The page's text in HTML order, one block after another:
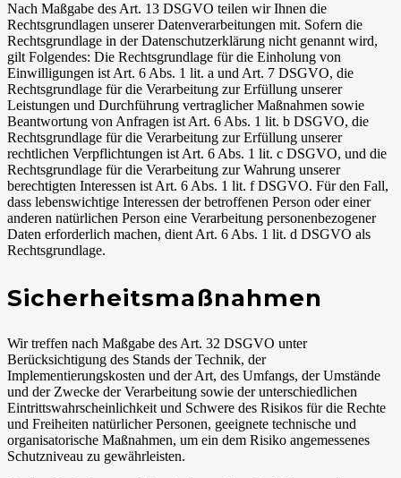
Nach Maßgabe des Art. 13 DSGVO teilen wir Ihnen die
Rechtsgrundlagen unserer Datenverarbeitungen mit. Sofern die
Rechtsgrundlage in der Datenschutzerklärung nicht genannt wird,
gilt Folgendes: Die Rechtsgrundlage für die Einholung von
Einwilligungen ist Art. 6 Abs. 1 lit. a und Art. 7 DSGVO, die
Rechtsgrundlage für die Verarbeitung zur Erfüllung unserer
Leistungen und Durchführung vertraglicher Maßnahmen sowie
Beantwortung von Anfragen ist Art. 6 Abs. 1 lit. b DSGVO, die
Rechtsgrundlage für die Verarbeitung zur Erfüllung unserer
rechtlichen Verpflichtungen ist Art. 6 Abs. 1 lit. c DSGVO, und die
Rechtsgrundlage für die Verarbeitung zur Wahrung unserer
berechtigten Interessen ist Art. 6 Abs. 1 lit. f DSGVO. Für den Fall,
dass lebenswichtige Interessen der betroffenen Person oder einer
anderen natürlichen Person eine Verarbeitung personenbezogener
Daten erforderlich machen, dient Art. 6 Abs. 1 lit. d DSGVO als
Rechtsgrundlage.
Sicherheitsmaßnahmen
Wir treffen nach Maßgabe des Art. 32 DSGVO unter
Berücksichtigung des Stands der Technik, der
Implementierungskosten und der Art, des Umfangs, der Umstände
und der Zwecke der Verarbeitung sowie der unterschiedlichen
Eintrittswahrscheinlichkeit und Schwere des Risikos für die Rechte
und Freiheiten natürlicher Personen, geeignete technische und
organisatorische Maßnahmen, um ein dem Risiko angemessenes
Schutzniveau zu gewährleisten.